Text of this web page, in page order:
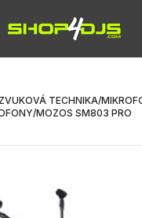
ZVUKOVÁ TECHNIKA/
/MOZOS SM803 PRO